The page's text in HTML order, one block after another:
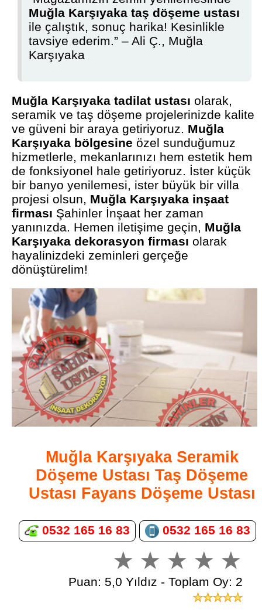
Muğla Karşıyaka taş döşeme ustası
ile çalıştık, sonuç harika! Kesinlikle
tavsiye ederim.” – Ali Ç., Muğla
Karşıyaka
Muğla Karşıyaka tadilat ustası olarak,
seramik ve taş döşeme projelerinizde kalite
ve güveni bir araya getiriyoruz. Muğla
Karşıyaka bölgesine özel sunduğumuz
hizmetlerle, mekanlarınızı hem estetik hem
de fonksiyonel hale getiriyoruz. İster küçük
bir banyo yenilemesi, ister büyük bir villa
projesi olsun, Muğla Karşıyaka inşaat
firması Şahinler İnşaat her zaman
yanınızda. Hemen iletişime geçin, Muğla
Karşıyaka dekorasyon firması olarak
hayalinizdeki zeminleri gerçeğe
dönüştürelim!
Muğla Karşıyaka Seramik
Döşeme Ustası Taş Döşeme
Ustası Fayans Döşeme Ustası
0532 165 16 83 0532 165 16 83
Puan: 5,0 Yıldız - Toplam Oy: 2